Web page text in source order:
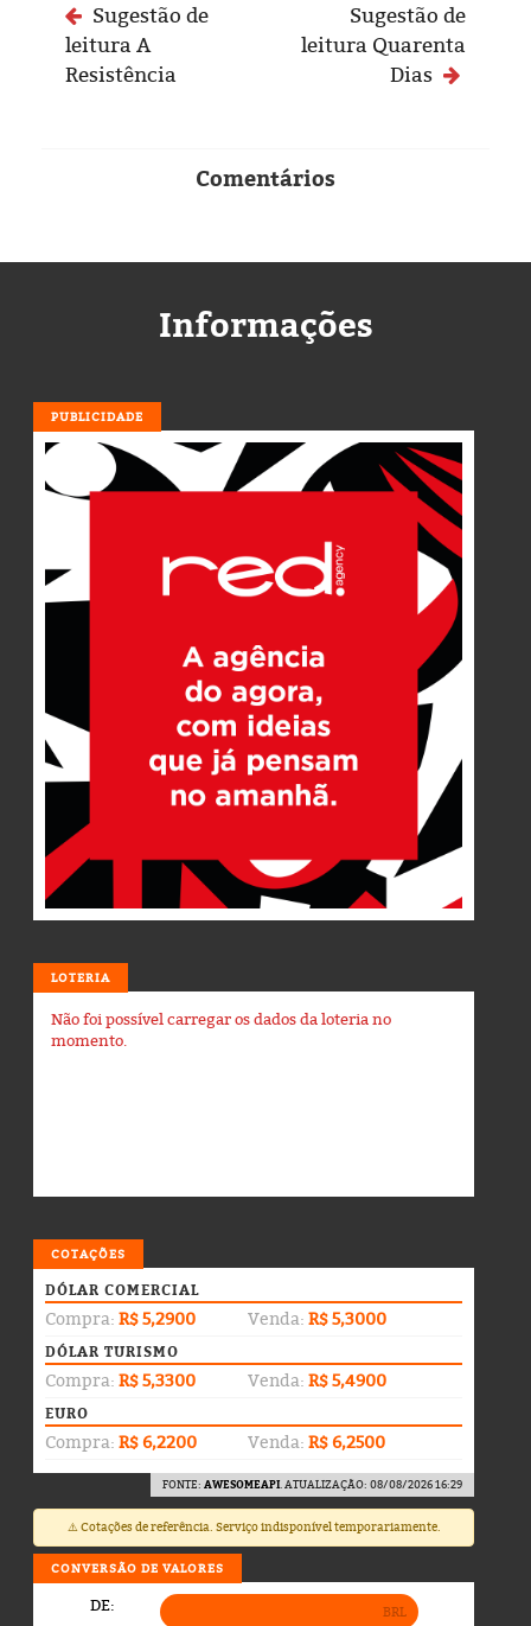
Sugestão de
leitura A
Resistência
Sugestão de
leitura Quarenta
Dias
Comentários
Informações
PUBLICIDADE
LOTERIA
Não foi possível carregar os dados da loteria no
momento.
COTAÇÕES
DÓLAR COMERCIAL
Compra: R$ 5,2900 Venda: R$ 5,3000
DÓLAR TURISMO
Compra: R$ 5,3300 Venda: R$ 5,4900
EURO
Compra: R$ 6,2200 Venda: R$ 6,2500
FONTE: AWESOMEAPI. ATUALIZAÇÃO: 08/08/2026 16:29
⚠️ Cotações de referência. Serviço indisponível temporariamente.
CONVERSÃO DE VALORES